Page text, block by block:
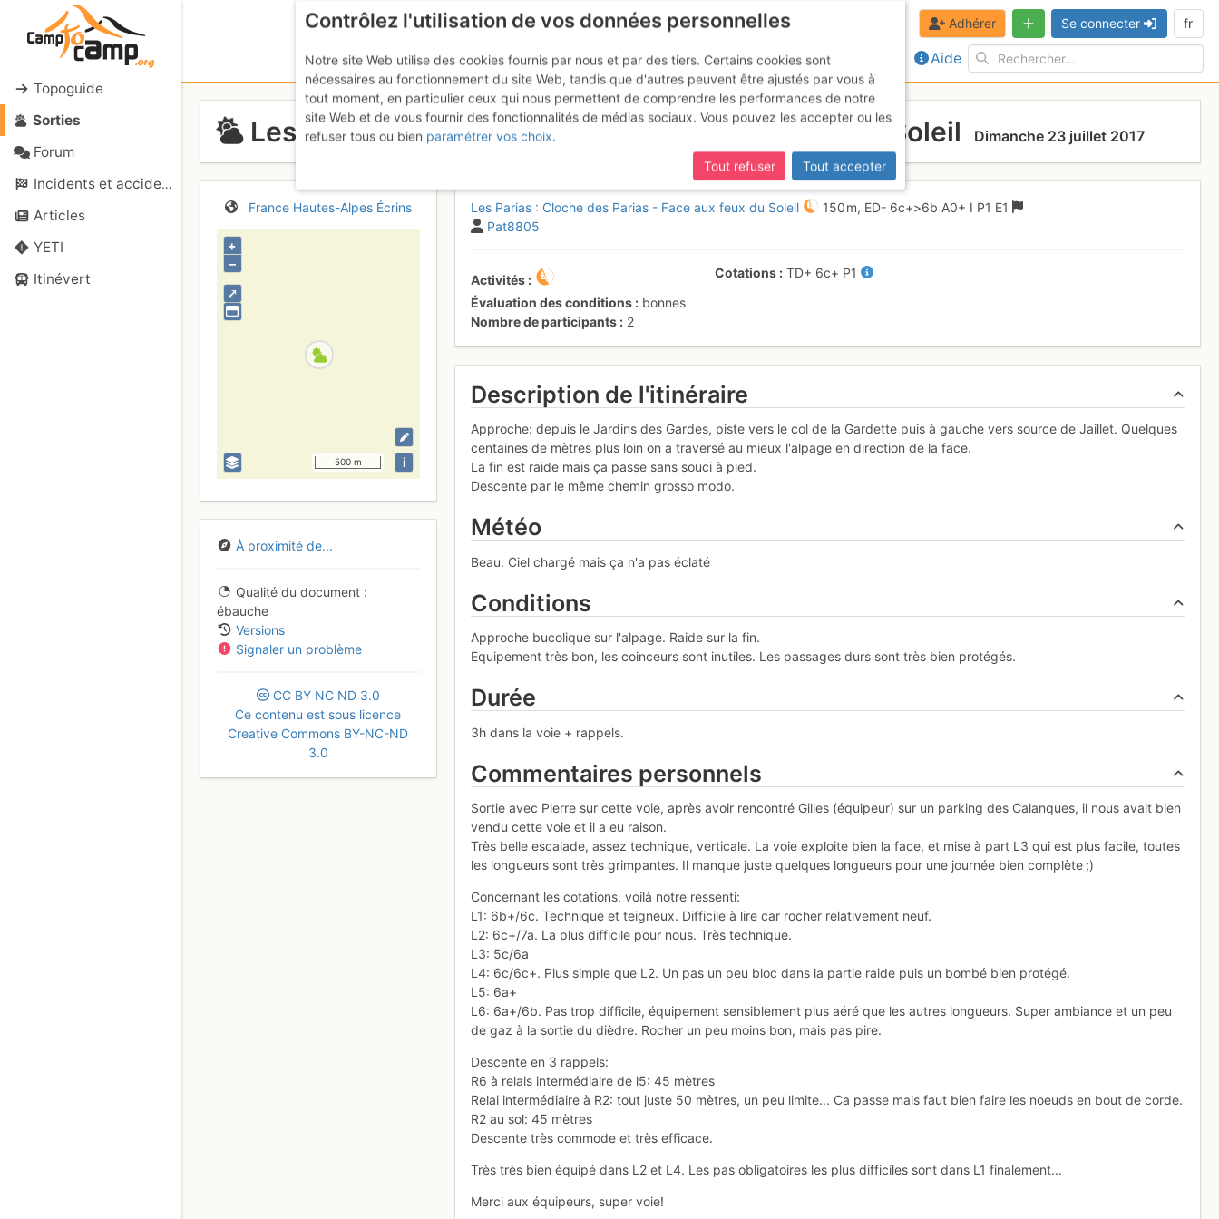
Topoguide
Sorties
Forum
Incidents et accidents
Articles
YETI
Itinévert
Aide
Adhérer Se connecter fr
Les Parias : Cloche des Parias - Face aux feux du Soleil Dimanche 23 juillet 2017
France Hautes-Alpes Écrins
⤢
+
–
500 m i
À proximité de...
Qualité du document
ébauche
Versions
Signaler un problème
CC BY NC ND 3.0
Ce contenu est sous licence
Creative Commons BY-NC-ND
3.0
Les Parias : Cloche des Parias - Face aux feux du Soleil 150 m, ED- 6c+>6b A0+ I P1 E1
Pat8805
Activités
Évaluation des conditions
bonnes
Nombre de participants
2
Cotations TD+ 6c+ P1
Description de l'itinéraire
Approche: depuis le Jardins des Gardes, piste vers le col de la Gardette puis à gauche vers source de Jaillet. Quelques
centaines de mètres plus loin on a traversé au mieux l'alpage en direction de la face.
La fin est raide mais ça passe sans souci à pied.
Descente par le même chemin grosso modo.
Météo
Beau. Ciel chargé mais ça n'a pas éclaté
Conditions
Approche bucolique sur l'alpage. Raide sur la fin.
Equipement très bon, les coinceurs sont inutiles. Les passages durs sont très bien protégés.
Durée
3h dans la voie + rappels.
Commentaires personnels
Sortie avec Pierre sur cette voie, après avoir rencontré Gilles (équipeur) sur un parking des Calanques, il nous avait bien
vendu cette voie et il a eu raison.
Très belle escalade, assez technique, verticale. La voie exploite bien la face, et mise à part L3 qui est plus facile, toutes
les longueurs sont très grimpantes. Il manque juste quelques longueurs pour une journée bien complète ;)
Concernant les cotations, voilà notre ressenti:
L1: 6b+/6c. Technique et teigneux. Difficile à lire car rocher relativement neuf.
L2: 6c+/7a. La plus difficile pour nous. Très technique.
L3: 5c/6a
L4: 6c/6c+. Plus simple que L2. Un pas un peu bloc dans la partie raide puis un bombé bien protégé.
L5: 6a+
L6: 6a+/6b. Pas trop difficile, équipement sensiblement plus aéré que les autres longueurs. Super ambiance et un peu
de gaz à la sortie du dièdre. Rocher un peu moins bon, mais pas pire.
Descente en 3 rappels:
R6 à relais intermédiaire de l5: 45 mètres
Relai intermédiaire à R2: tout juste 50 mètres, un peu limite... Ca passe mais faut bien faire les noeuds en bout de corde.
R2 au sol: 45 mètres
Descente très commode et très efficace.
Très très bien équipé dans L2 et L4. Les pas obligatoires les plus difficiles sont dans L1 finalement...
Merci aux équipeurs, super voie!
Contrôlez l'utilisation de vos données personnelles
Notre site Web utilise des cookies fournis par nous et par des tiers. Certains cookies sont
nécessaires au fonctionnement du site Web, tandis que d'autres peuvent être ajustés par vous à
tout moment, en particulier ceux qui nous permettent de comprendre les performances de notre
site Web et de vous fournir des fonctionnalités de médias sociaux. Vous pouvez les accepter ou les
refuser tous ou bien paramétrer vos choix.
Tout refuser
Tout accepter